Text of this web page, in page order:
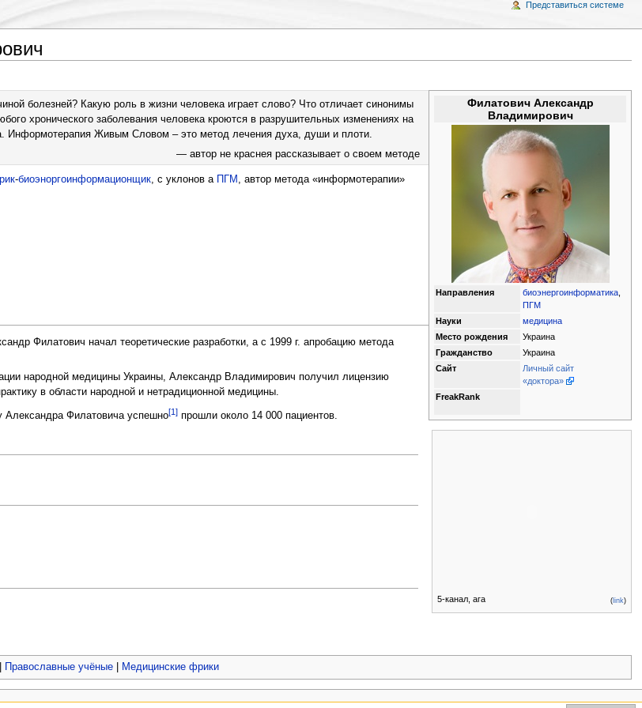
Филатович Александр
Владимирович
Направления биоэнергоинформатика
ПГМ
Науки
медицина
Место рождения
Украина
Гражданство
Украина
Сайт
Личный сайт
«доктора»
FreakRank
( link)
5-канал, ага
болезней? Какую роль в жизни человека играет слово? Что отличает синонимы
хронического заболевания человека кроются в разрушительных изменениях на
Информотерапия Живым Словом – это метод лечения духа, души и плоти.
— автор не краснея рассказывает о своем методе
-биоэноргоинформационщик, с уклонов а ПГМ , автор метода «информотерапии»
Филатович начал теоретические разработки, а с 1999 г. апробацию метода
народной медицины Украины, Александр Владимирович получил лицензию
в области народной и нетрадиционной медицины.
Филатовича успешно[1]прошли около 14 000 пациентов.
Православные учёные| Медицинские фрики
Представиться системе